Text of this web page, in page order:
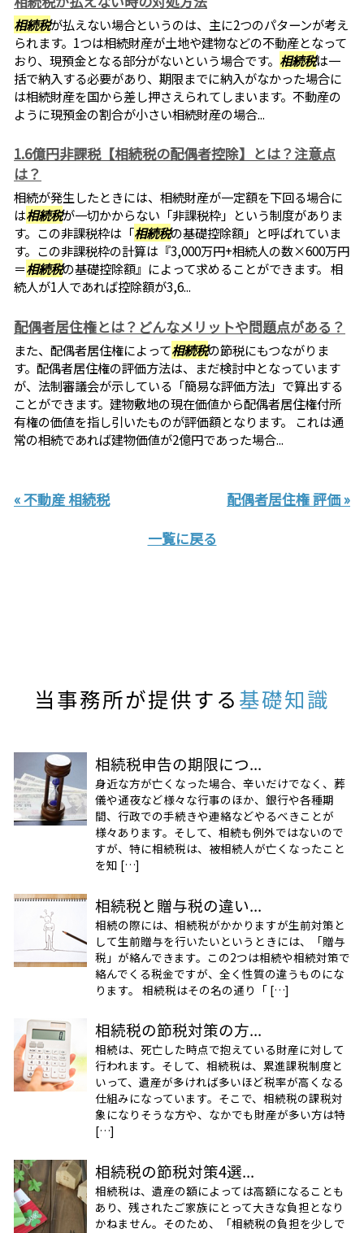
相続税が払えない場合というのは、主に2つのパターンが考え
られます。1つは相続財産が土地や建物などの不動産となって
おり、現預金となる部分がないという場合です。 相続税は一
括で納入する必要があり、期限までに納入がなかった場合に
は相続財産を国から差し押さえられてしまいます。不動産の
ように現預金の割合が小さい相続財産の場合...
1.6億円非課税【相続税の配偶者控除】とは？注意点
は？
相続が発生したときには、相続財産が一定額を下回る場合に
は相続税が一切かからない「非課税枠」という制度がありま
す。この非課税枠は「相続税の基礎控除額」と呼ばれていま
す。この非課税枠の計算は『3,000万円+相続人の数×600万円
＝相続税の基礎控除額』によって求めることができます。 相
続人が1人であれば控除額が3,6...
配偶者居住権とは？どんなメリットや問題点がある？
また、配偶者居住権によって相続税の節税にもつながりま
す。配偶者居住権の評価方法は、まだ検討中となっています
が、法制審議会が示している「簡易な評価方法」で算出する
ことができます。建物敷地の現在価値から配偶者居住権付所
有権の価値を指し引いたものが評価額となります。 これは通
常の相続であれば建物価値が2億円であった場合...
« 不動産 相続税
配偶者居住権 評価 »
一覧に戻る
当事務所が提供する基礎知識
相続税申告の期限につ...
身近な方が亡くなった場合、辛いだけでなく、葬
儀や通夜など様々な行事のほか、銀行や各種期
間、行政での手続きや連絡などやるべきことが
様々あります。そして、相続も例外ではないので
すが、特に相続税は、被相続人が亡くなったこと
を知 […]
相続税と贈与税の違い...
相続の際には、相続税がかかりますが生前対策と
して生前贈与を行いたいというときには、「贈与
税」が絡んできます。この2つは相続や相続対策で
絡んでくる税金ですが、全く性質の違うものにな
ります。 相続税はその名の通り「 […]
相続税の節税対策の方...
相続は、死亡した時点で抱えている財産に対して
行われます。そして、相続税は、累進課税制度と
いって、遺産が多ければ多いほど税率が高くなる
仕組みになっています。そこで、相続税の課税対
象になりそうな方や、なかでも財産が多い方は特
[…]
相続税の節税対策4選...
相続税は、遺産の額によっては高額になることも
あり、残されたご家族にとって大きな負担となり
かねません。そのため、「相続税の負担を少しで